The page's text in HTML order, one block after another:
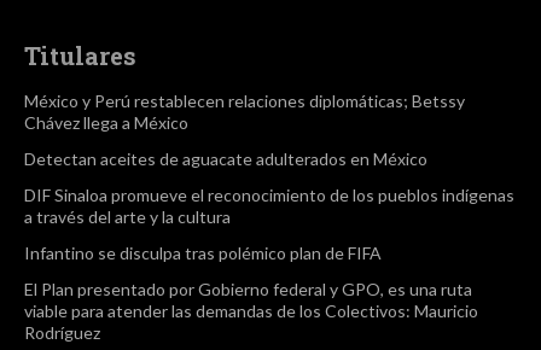
Titulares
México y Perú restablecen relaciones diplomáticas; Betssy
Chávez llega a México
Detectan aceites de aguacate adulterados en México
DIF Sinaloa promueve el reconocimiento de los pueblos indígenas
a través del arte y la cultura
Infantino se disculpa tras polémico plan de FIFA
El Plan presentado por Gobierno federal y GPO, es una ruta
viable para atender las demandas de los Colectivos: Mauricio
Rodríguez